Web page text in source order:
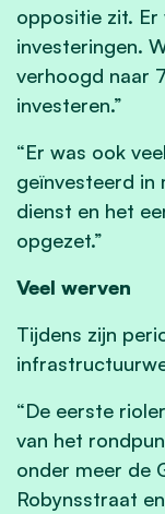
oppositie zit.
investeringen.
verhoogd naar
investeren.”
“Er was ook
geïnvesteerd in
dienst en het
opgezet.”
Veel werven
Tijdens zijn
“De eerste
van het
onder meer de
Robynsstraat